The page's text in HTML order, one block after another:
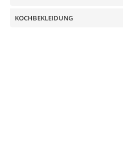
KOCHBEKLEIDUNG